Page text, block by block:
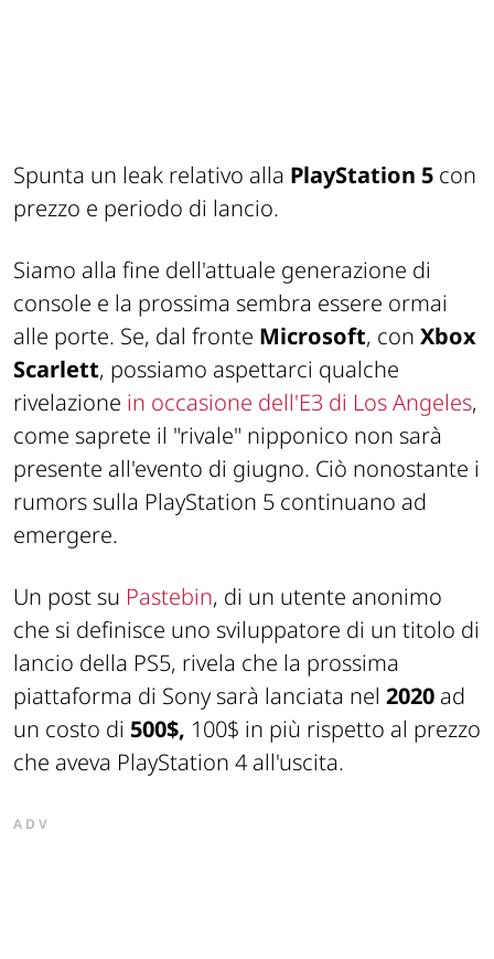
Spunta un leak relativo alla PlayStation 5 con
prezzo e periodo di lancio.
Siamo alla fine dell'attuale generazione di
console e la prossima sembra essere ormai
alle porte. Se, dal fronte Microsoft, con Xbox
Scarlett, possiamo aspettarci qualche
rivelazione in occasione dell'E3 di Los Angeles,
come saprete il "rivale" nipponico non sarà
presente all'evento di giugno. Ciò nonostante i
rumors sulla PlayStation 5 continuano ad
emergere.
Un post su Pastebin, di un utente anonimo
che si definisce uno sviluppatore di un titolo di
lancio della PS5, rivela che la prossima
piattaforma di Sony sarà lanciata nel 2020 ad
un costo di 500$, 100$ in più rispetto al prezzo
che aveva PlayStation 4 all'uscita.
ADV